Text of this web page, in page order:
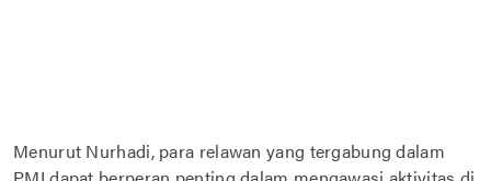
Menurut Nurhadi, para relawan yang tergabung dalam